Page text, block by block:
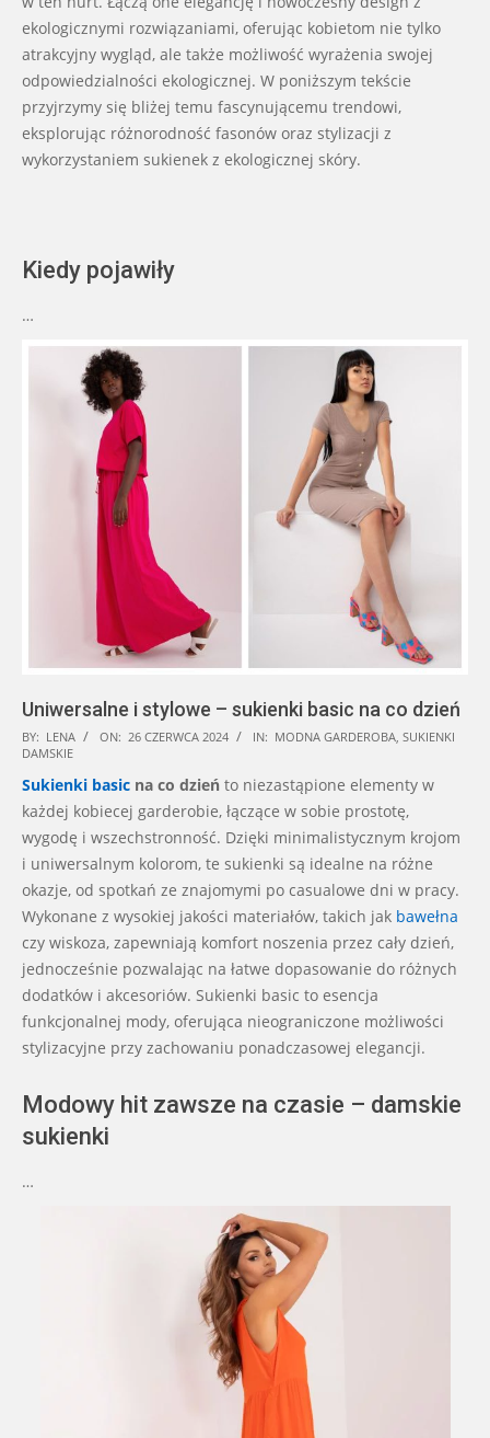
ekologicznymi rozwiązaniami, oferując kobietom nie tylko
atrakcyjny wygląd, ale także możliwość wyrażenia swojej
odpowiedzialności ekologicznej. W poniższym tekście
przyjrzymy się bliżej temu fascynującemu trendowi,
eksplorując różnorodność fasonów oraz stylizacji z
wykorzystaniem sukienek z ekologicznej skóry.
Kiedy pojawiły
…
Uniwersalne i stylowe – sukienki basic na co dzień
2024-
06-
26
BY: LENA ON: 26 CZERWCA 2024 IN: MODNA GARDEROBA, SUKIENKI
DAMSKIE
Sukienki basic na co dzień to niezastąpione elementy w
każdej kobiecej garderobie, łączące w sobie prostotę,
wygodę i wszechstronność. Dzięki minimalistycznym krojom
i uniwersalnym kolorom, te sukienki są idealne na różne
okazje, od spotkań ze znajomymi po casualowe dni w pracy.
Wykonane z wysokiej jakości materiałów, takich jak bawełna
czy wiskoza, zapewniają komfort noszenia przez cały dzień,
jednocześnie pozwalając na łatwe dopasowanie do różnych
dodatków i akcesoriów. Sukienki basic to esencja
funkcjonalnej mody, oferująca nieograniczone możliwości
stylizacyjne przy zachowaniu ponadczasowej elegancji.
Modowy hit zawsze na czasie – damskie
sukienki
…